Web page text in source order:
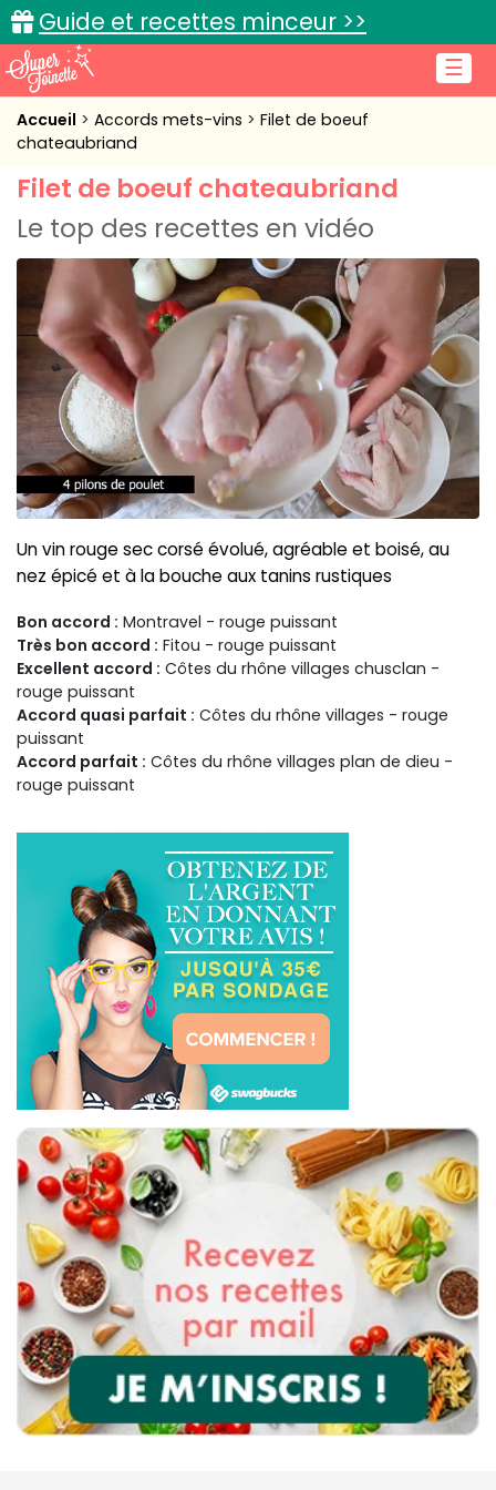
☰
Guide et recettes minceur >>
Accueil
Cuisine pratique
L'actu cuisine
Connexion
Accueil Accords mets-vins
Filet de boeuf
chateaubriand
Filet de boeuf chateaubriand
Le top des recettes en vidéo
Un vin rouge sec corsé évolué, agréable et boisé, au
nez épicé et à la bouche aux tanins rustiques
Bon accord : Montravel - rouge puissant
Très bon accord : Fitou - rouge puissant
Excellent accord : Côtes du rhône villages chusclan -
rouge puissant
Accord quasi parfait : Côtes du rhône villages - rouge
puissant
Accord parfait : Côtes du rhône villages plan de dieu -
rouge puissant